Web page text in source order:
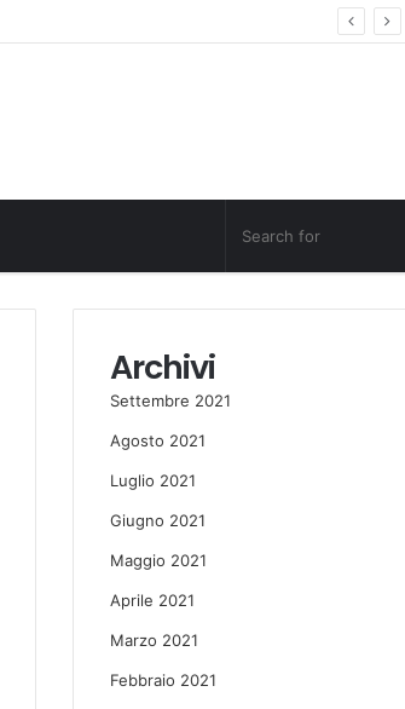
Archivi
Settembre 2021
Agosto 2021
Luglio 2021
Giugno 2021
Maggio 2021
Aprile 2021
Marzo 2021
Febbraio 2021